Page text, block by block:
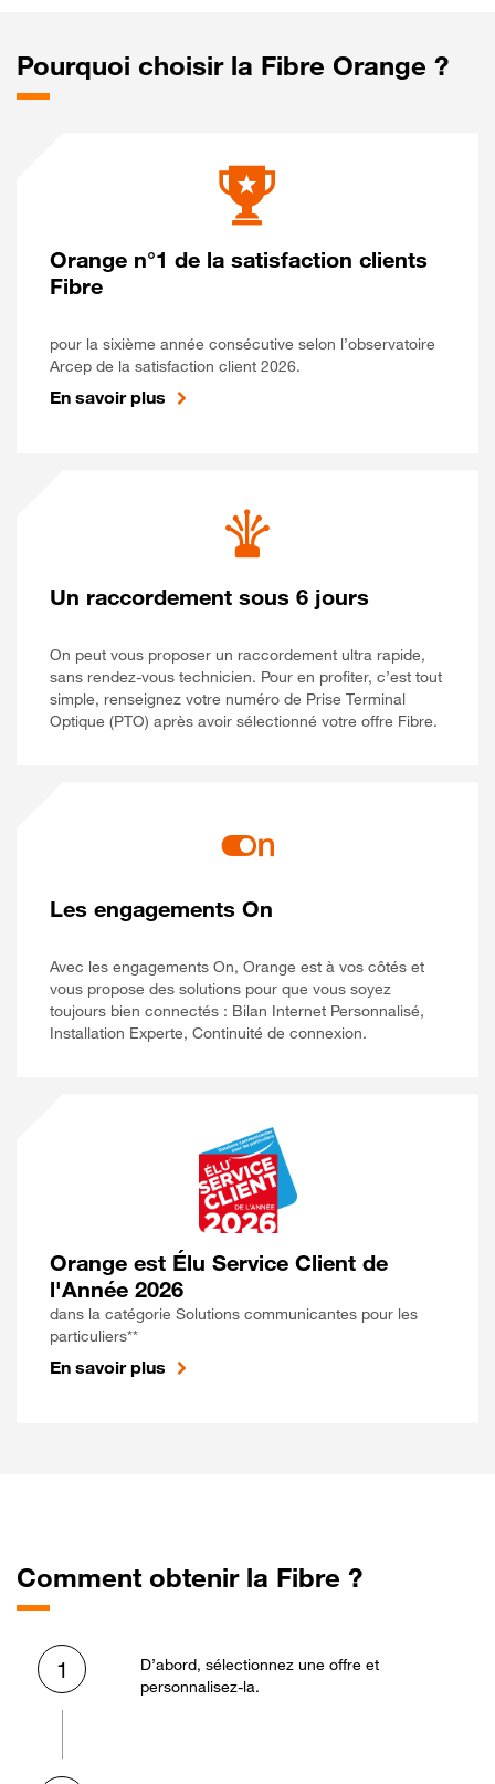
Pourquoi choisir la Fibre Orange ?
Orange n°1 de la satisfaction clients
Fibre
pour la sixième année consécutive selon l’observatoire
Arcep de la satisfaction client 2026.
En savoir plus
Un raccordement sous 6 jours
On peut vous proposer un raccordement ultra rapide,
sans rendez-vous technicien. Pour en profiter, c’est tout
simple, renseignez votre numéro de Prise Terminal
Optique (PTO) après avoir sélectionné votre offre Fibre.
Les engagements On
Avec les engagements On, Orange est à vos côtés et
vous propose des solutions pour que vous soyez
toujours bien connectés : Bilan Internet Personnalisé,
Installation Experte, Continuité de connexion.
Orange est Élu Service Client de
l'Année 2026
dans la catégorie Solutions communicantes pour les
particuliers**
En savoir plus
Comment obtenir la Fibre ?
1
D’abord, sélectionnez une offre et
personnalisez-la.